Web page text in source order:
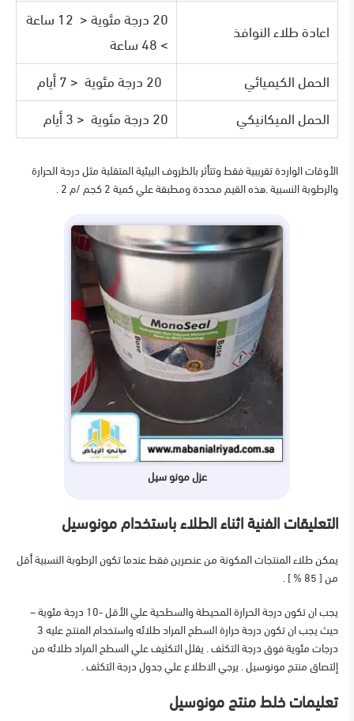
اعادة طلاء النوافذ
20 درجة مئوية < 12 ساعة
> 48 ساعة
الحمل الكيميائي
الحمل الميكانيكي
20 درجة مئوية < 3 أيام
الأوقات الواردة تقريبية فقط وتتأثر بالظروف البيئية المتقلبة مثل درجة الحرارة
والرطوبة النسبية .هذه القيم محددة ومطبقة علي كمية 2 كجم /م 2 .
عزل مونو سيل
التعليقات الفنية اثناء الطلاء باستخدام مونوسيل
يمكن طلاء المنتجات المكونة من عنصرين فقط عندما تكون الرطوبة النسبية أقل
من [ 85 % ] .
يجب ان تكون درجة الحرارة المحيطة والسطحية علي الأقل -10 درجة مئوية –
حيث يجب ان تكون درجة حرارة السطح المراد طلائه واستخدام المنتج عليه 3
درجات مئوية فوق درجة التكثف . يقلل التكثيف علي السطح المراد طلائه من
إلتصاق منتج مونوسيل . يرجي الاطلاع علي جدول درجة التكثف .
تعليمات خلط منتج مونوسيل